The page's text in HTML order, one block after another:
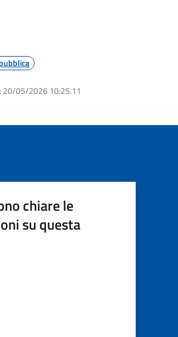
20/05/2026 10:25.11
chiare le
su questa